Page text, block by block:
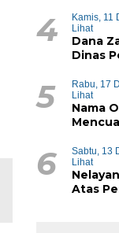
4 Kamis, 11
Lihat
Dana
Dinas
Masuk
5 Rabu, 17
Lihat
Nama
6 Sabtu, 13
Lihat
Atas